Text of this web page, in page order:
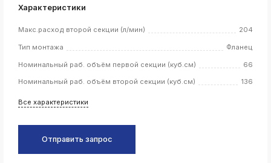
ksldkfjsdlfkjsls;ldfkgjsdl;kfkфыва
k
ksldkfjsdlfkjsls;ldfkgjsdl;kfkфыва
k
ksldkfjsdlfkjsls;ldfkgjsdl;kfkфыва
ksldkfjsdlfkjsls;ldfkgjsdl;kfkфыва
k
Характеристики
Макс.расход второй секции (л/мин) 204
Тип монтажа Фланец
Номинальный раб. объём первой секции (куб.см) 66
Номинальный раб. объём второй секции (куб.см) 136
Все характеристики
Отправить запрос